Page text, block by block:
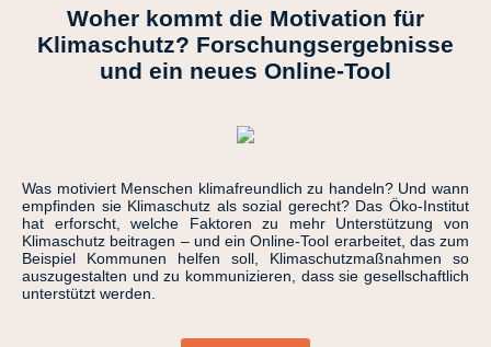
Woher kommt die Motivation für
Klimaschutz? Forschungsergebnisse
und ein neues Online-Tool
Was motiviert Menschen klimafreundlich zu handeln? Und wann
empfinden sie Klimaschutz als sozial gerecht? Das Öko-Institut
hat erforscht, welche Faktoren zu mehr Unterstützung von
Klimaschutz beitragen – und ein Online-Tool erarbeitet, das zum
Beispiel Kommunen helfen soll, Klimaschutzmaßnahmen so
auszugestalten und zu kommunizieren, dass sie gesellschaftlich
unterstützt werden.